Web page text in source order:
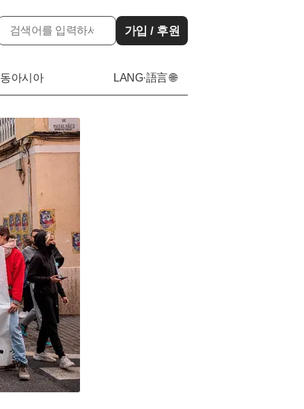
가입 / 후원
동아시아 LANG·語言 🌐